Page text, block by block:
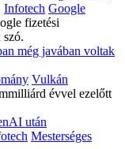
Infotech Google
fizetési
szó.
még javában voltak
Vulkán
évvel ezelőtt
után
Mesterséges